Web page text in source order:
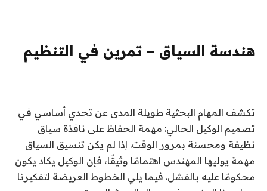
هندسة السياق – تمرين في التنظيم
تكشف المهام البحثية طويلة المدى عن تحدي أساسي في
تصميم الوكيل الحالي: مهمة الحفاظ على نافذة سياق
نظيفة ومحسنة بمرور الوقت. إذا لم يكن تنسيق السياق
مهمة يوليها المهندس اهتمامًا وثيقًا، فإن الوكيل يكاد يكون
محكومًا عليه بالفشل. فيما يلي الخطوط العريضة لتفكيرنا